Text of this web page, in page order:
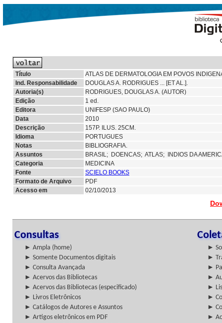
Título
ATLAS DE DERMATOLOGIA EM POVOS
Ind. Responsabilidade
DOUGLAS A. RODRIGUES ... [ET AL.].
Autoria(s)
RODRIGUES, DOUGLAS A. (AUTOR)
Edição
1 ed.
Editora
UNIFESP (SAO PAULO)
Data
2010
Descrição
157P. ILUS. 25CM.
Idioma
PORTUGUES
Notas
BIBLIOGRAFIA.
Assuntos
BRASIL; DOENCAS; ATLAS;
INDIOS DA
Categoria
MEDICINA
Fonte
SCIELO BOOKS
Formato de Arquivo
PDF
Acesso em
02/10/2013
Consultas
► Ampla (home)
►
► Somente Documentos digitais
►
► Consulta Avançada
►
► Acervos das Bibliotecas
►
► Acervos das Bibliotecas (especificado)
►
► Livros Eletrônicos
►
► Catálogos de Autores e Assuntos
►
► Artigos eletrônicos em PDF
►